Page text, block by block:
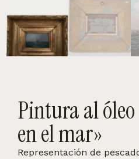
Pintura al óleo
en el mar»
Representación de